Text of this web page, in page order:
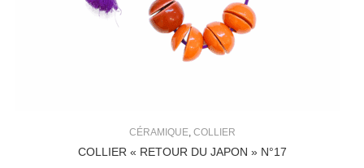
CÉRAMIQUE, COLLIER
COLLIER « RETOUR DU JAPON » N°17